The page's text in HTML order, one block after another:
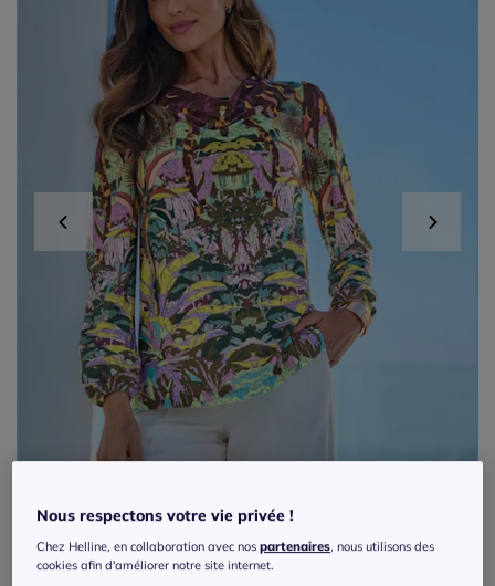
T-shirt col bénitier à motif jungle imprimé
Nous respectons votre vie privée !
Chez Helline, en collaboration avec nospartenaires , nous utilisons des
cookies afin d'améliorer notre site internet.